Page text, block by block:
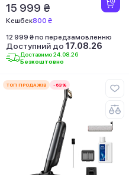
15 999 ₴
Кешбек800 ₴
12 999 ₴ по передзамовленню
Доступний до 17.08.26
Доставимо 24.08.26
Безкоштовно
ТОП ПРОДАЖІВ -63%